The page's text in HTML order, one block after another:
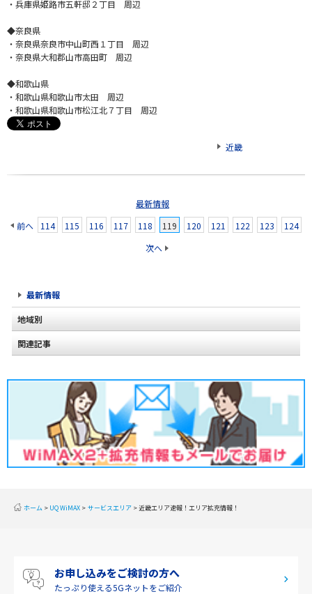
・兵庫県姫路市五軒邸２丁目 周辺
◆奈良県
・奈良県奈良市中山町西１丁目 周辺
・奈良県大和郡山市高田町 周辺
◆和歌山県
・和歌山県和歌山市太田 周辺
・和歌山県和歌山市松江北７丁目 周辺
近畿
最新情報
前へ
114 115 116 117 118 119 120 121 122 123
124
次へ
最新情報
地域別
北海道
甲信越
北陸
九州・沖縄
関連記事
ホーム UQ WiMAX サービスエリア 近畿エリア速報！エリア拡充情報！
お申し込みをご検討の方へ
たっぷり使える5Gネットをご紹介